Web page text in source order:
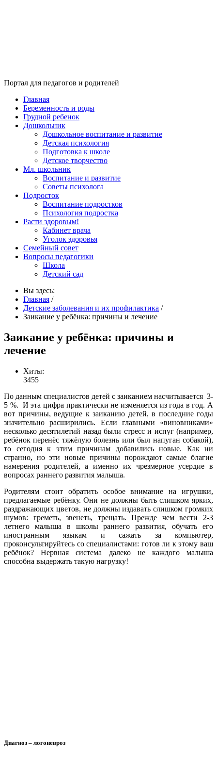
Портал для педагогов и родителей
Главная
Беременность и роды
Грудной ребенок
Дошкольник
Дошкольное воспитание и развитие
Детская психология
Подготовка к школе
Детское творчество
Мл. школьник
Воспитание и развитие
Советы психолога
Подросток
Воспитание подростков
Психология подростка
Расти здоровым!
Кабинет врача
Уголок здоровья
Семейный совет
Вопросы педагогики
Школа
Детский сад
Вы здесь:
Главная /
Детские заболевания и их профилактика /
Заикание у ребёнка: причины и лечение
Заикание у ребёнка: причины и
лечение
Хиты:
3455
По данным специалистов детей с заиканием насчитывается 3-
5 %. И эта цифра практически не изменяется из года в год. А
вот причины, ведущие к заиканию детей, в последние годы
значительно расширились. Если главными «виновниками»
несколько десятилетий назад были стресс и испуг (например,
ребёнок перенёс тяжёлую болезнь или был напуган собакой),
то сегодня к этим причинам добавились новые. Как ни
странно, но эти новые причины порождают самые благие
намерения родителей, а именно их чрезмерное усердие в
вопросах раннего развития малыша.
Родителям стоит обратить особое внимание на игрушки,
предлагаемые ребёнку. Они не должны быть слишком ярких,
раздражающих цветов, не должны издавать слишком громких
шумов: греметь, звенеть, трещать. Прежде чем вести 2-3
летнего малыша в школы раннего развития, обучать его
иностранным языкам и сажать за компьютер,
проконсультируйтесь со специалистами: готов ли к этому ваш
ребёнок? Нервная система далеко не каждого малыша
способна выдержать такую нагрузку!
Диагноз – логоневроз